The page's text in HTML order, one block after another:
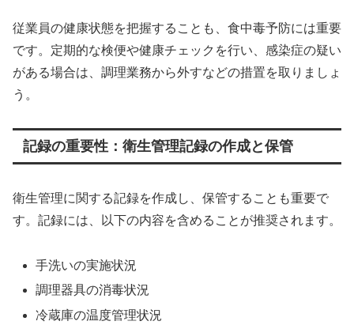
従業員の健康状態を把握することも、食中毒予防には重要
です。定期的な検便や健康チェックを行い、感染症の疑い
がある場合は、調理業務から外すなどの措置を取りましょ
う。
記録の重要性：衛生管理記録の作成と保管
衛生管理に関する記録を作成し、保管することも重要で
す。記録には、以下の内容を含めることが推奨されます。
手洗いの実施状況
調理器具の消毒状況
冷蔵庫の温度管理状況